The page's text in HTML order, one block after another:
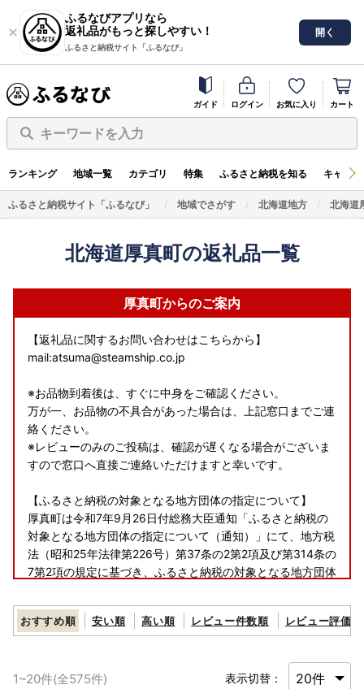
ふるなびアプリなら
返礼品がもっと探しやすい！
ふるさと納税サイト「ふるなび」
開く
ガイド ログイン お気に入り カート
キーワードを入力
ランキング 地域一覧 カテゴリ 特集 ふるさと納税を知る キャン
ふるさと納税サイト「ふるなび」 地域でさがす 北海道地方 北海道
北海道厚真町の返礼品一覧
厚真町からのご案内
【返礼品に関するお問い合わせはこちらから】
mail:atsuma@steamship.co.jp
※お品物到着後は、すぐに中身をご確認ください。
万が一、お品物の不具合があった場合は、上記窓口までご連
絡ください。
※レビューのみのご投稿は、確認が遅くなる場合がございま
すので窓口へ直接ご連絡いただけますと幸いです。
【ふるさと納税の対象となる地方団体の指定について】
厚真町は令和7年9月26日付総務大臣通知「ふるさと納税の
対象となる地方団体の指定について（通知）」にて、地方税
法（昭和25年法律第226号）第37条の2第2項及び第314条の
7第2項の規定に基づき、ふるさと納税の対象となる地方団体
指定対象期間は、令和7年10月1日から令和8年9月30日まで
です。
ふるさと納税サイトを装って画像を無断使用し、割引で販売
おすすめ順 安い順 高い順 レビュー件数順 レビュー評価順
1~20件(全575件) 表示切替：